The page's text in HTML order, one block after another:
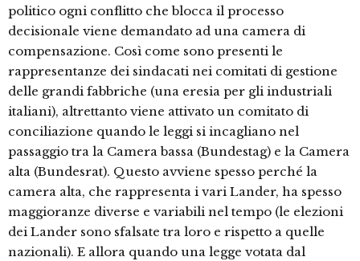
politico ogni conflitto che blocca il processo
decisionale viene demandato ad una camera di
compensazione. Così come sono presenti le
rappresentanze dei sindacati nei comitati di gestione
delle grandi fabbriche (una eresia per gli industriali
italiani), altrettanto viene attivato un comitato di
conciliazione quando le leggi si incagliano nel
passaggio tra la Camera bassa (Bundestag) e la Camera
alta (Bundesrat). Questo avviene spesso perché la
camera alta, che rappresenta i vari Lander, ha spesso
maggioranze diverse e variabili nel tempo (le elezioni
dei Lander sono sfalsate tra loro e rispetto a quelle
nazionali). E allora quando una legge votata dal